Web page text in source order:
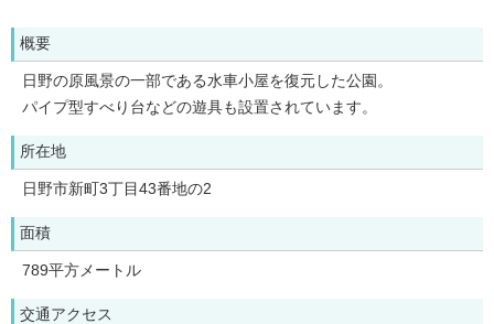
概要
日野の原風景の一部である水車小屋を復元した公園。
パイプ型すべり台などの遊具も設置されています。
所在地
日野市新町3丁目43番地の2
面積
789平方メートル
交通アクセス